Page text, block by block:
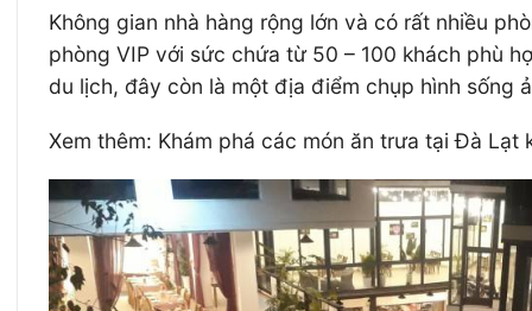
Không gian nhà hàng rộng lớn và có rất nhiều
phòng VIP với sức chứa từ 50 – 100 khách phù
du lịch, đây còn là một địa điểm chụp hình sống
Xem thêm: Khám phá các món ăn trưa tại Đà Lạt